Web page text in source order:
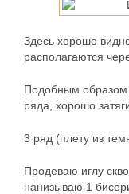
Здесь хорошо
располагаются
Подобным образом
ряда, хорошо
3 ряд (плету из
Продеваю иглу
нанизываю 1